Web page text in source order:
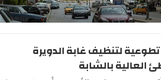
لتنظيف غابة الدويرة
العالية بالشابة